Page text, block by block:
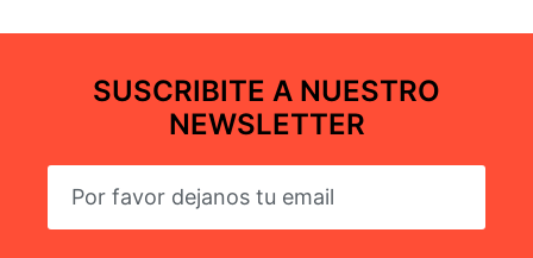
SUSCRIBITE A NUESTRO
NEWSLETTER